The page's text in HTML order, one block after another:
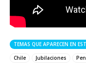
TEMAS QUE APARECEN EN
Chile
Jubilaciones